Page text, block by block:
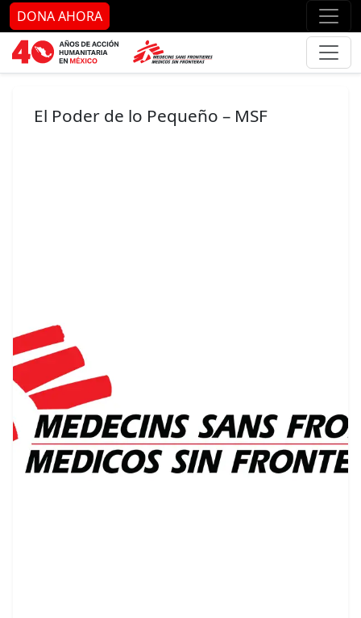
Ir al contenido principal Ir
DONA AHORA
El Poder de lo Pequeño – MSF